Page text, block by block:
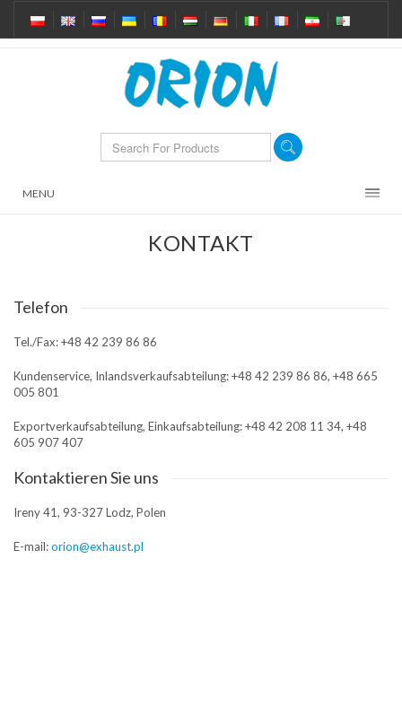
MENU
KONTAKT
Kontaktieren Sie uns
Ireny 41, 93-327 Lodz, Polen
E-mail:orion@exhaust.pl
Telefon
Tel./Fax: +48 42 239 86 86
Kundenservice, Inlandsverkaufsabteilung: +48 42 239 86 86, +48 665
005 801
Exportverkaufsabteilung, Einkaufsabteilung: +48 42 208 11 34, +48
605 907 407